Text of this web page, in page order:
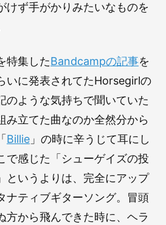
けず手がかりみたいなものを
特集したBandcampの記事を
いに発表されてたHorsegirlの
のような気持ちで聞いていた
み立てた曲なのか全然分から
Billie 」の時に辛うじて耳にし
で感じた「シューゲイズの投
というよりは、完全にアップ
ナティブギターソング。冒頭
方から飛んできた時に、ヘラ